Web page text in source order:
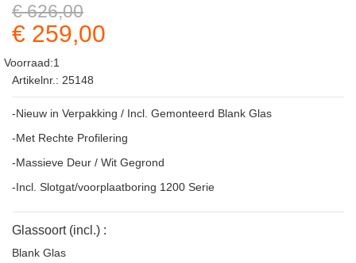
€ 626,00
€ 259,00
Voorraad:1
Artikelnr.: 25148
-Nieuw in Verpakking / Incl. Gemonteerd Blank Glas
-Met Rechte Profilering
-Massieve Deur / Wit Gegrond
-Incl. Slotgat/voorplaatboring 1200 Serie
Glassoort (incl.) :
Blank Glas